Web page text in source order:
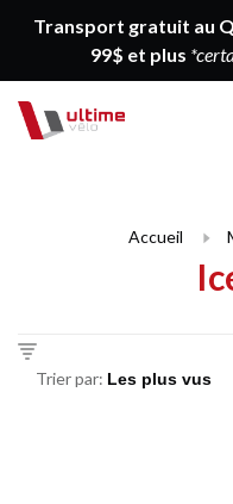
Transport gratuit au
99$ et plus
Accueil
Trier par: